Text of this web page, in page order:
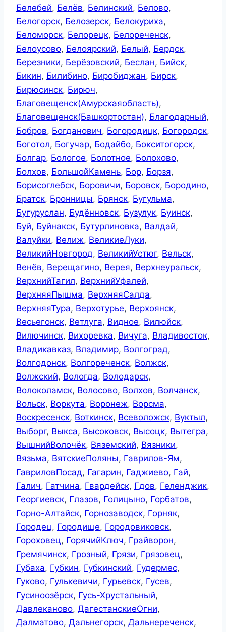
Белебей, Белёв, Белинский, Белово,
Белогорск, Белозерск, Белокуриха,
Беломорск, Белорецк, Белореченск,
Белоусово, Белоярский, Белый, Бердск,
Березники, Берёзовский, Беслан, Бийск,
Бикин, Билибино, Биробиджан, Бирск,
Бирюсинск, Бирюч,
Благовещенск(Амурскаяобласть),
Благовещенск(Башкортостан), Благодарный,
Бобров, Богданович, Богородицк, Богородск,
Боготол, Богучар, Бодайбо, Бокситогорск,
Болгар, Бологое, Болотное, Болохово,
Болхов, БольшойКамень, Бор, Борзя,
Борисоглебск, Боровичи, Боровск, Бородино,
Братск, Бронницы, Брянск, Бугульма,
Бугуруслан, Будённовск, Бузулук, Буинск,
Буй, Буйнакск, Бутурлиновка, Валдай,
Валуйки, Велиж, ВеликиеЛуки,
ВеликийНовгород, ВеликийУстюг, Вельск,
Венёв, Верещагино, Верея, Верхнеуральск,
ВерхнийТагил, ВерхнийУфалей,
ВерхняяПышма, ВерхняяСалда,
ВерхняяТура, Верхотурье, Верхоянск,
Весьегонск, Ветлуга, Видное, Вилюйск,
Вилючинск, Вихоревка, Вичуга, Владивосток,
Владикавказ, Владимир, Волгоград,
Волгодонск, Волгореченск, Волжск,
Волжский, Вологда, Володарск,
Волоколамск, Волосово, Волхов, Волчанск,
Вольск, Воркута, Воронеж, Ворсма,
Воскресенск, Воткинск, Всеволожск, Вуктыл,
Выборг, Выкса, Высоковск, Высоцк, Вытегра,
ВышнийВолочёк, Вяземский, Вязники,
Вязьма, ВятскиеПоляны, Гаврилов-Ям,
ГавриловПосад, Гагарин, Гаджиево, Гай,
Галич, Гатчина, Гвардейск, Гдов, Геленджик,
Георгиевск, Глазов, Голицыно, Горбатов,
Горно-Алтайск, Горнозаводск, Горняк,
Городец, Городище, Городовиковск,
Гороховец, ГорячийКлюч, Грайворон,
Гремячинск, Грозный, Грязи, Грязовец,
Губаха, Губкин, Губкинский, Гудермес,
Гуково, Гулькевичи, Гурьевск, Гусев,
Гусиноозёрск, Гусь-Хрустальный,
Давлеканово, ДагестанскиеОгни,
Далматово, Дальнегорск, Дальнереченск,